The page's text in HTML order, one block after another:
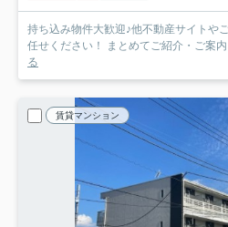
持ち込み物件大歓迎♪他不動産サイトや
任せください！ まとめてご紹介・ご案
る
賃貸マンション